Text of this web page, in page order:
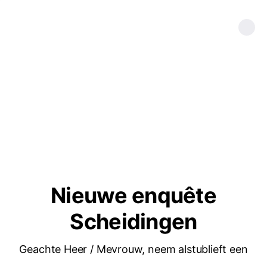
Nieuwe enquête
Scheidingen
Geachte Heer / Mevrouw, neem alstublieft een